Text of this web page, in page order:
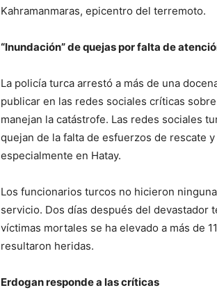
Kahramanmaras, epicentro del terremoto.
“Inundación” de quejas por falta de
La policía turca arrestó a más de una
publicar en las redes sociales críticas
manejan la catástrofe. Las redes sociales
quejan de la falta de esfuerzos de rescate
especialmente en Hatay.
Los funcionarios turcos no hicieron
servicio. Dos días después del devastador
víctimas mortales se ha elevado a más de
resultaron heridas.
Erdogan responde a las críticas